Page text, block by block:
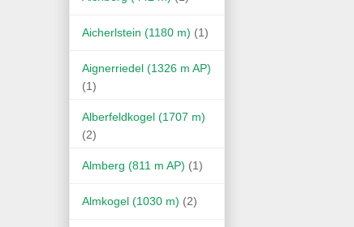
Aicherlstein (1180 m) (1)
Aignerriedel (1326 m AP)
(1)
Alberfeldkogel (1707 m)
(2)
Almberg (811 m AP) (1)
Almkogel (1030 m) (2)